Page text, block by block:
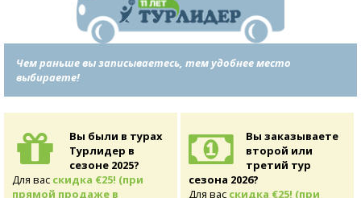
Чем раньше вы записываетесь, тем удобнее место
выбираете!
Вы были в турах
Турлидер в
сезоне 2025?
Для вас скидка €25! (при
прямой продаже в
Вы заказываете
второй или
третий тур
сезона 2026?
Для вас скидка €25! (при